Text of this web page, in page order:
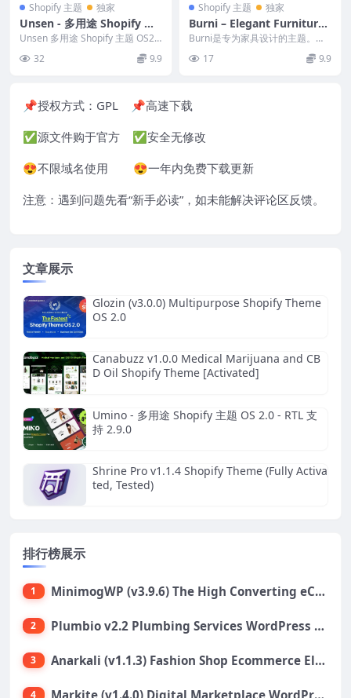
Shopify 主题 独家
Unsen - 多用途 Shopify 主
题 OS2.0 1.9.2
Unsen 多用途 Shopify 主题 OS2.0
32 9.9
Shopify 主题 独家
Burni – Elegant Furniture
Shop For Shopify
Burni是专为家具设计的主题。如
果您需要一家家具店，桌子，椅
子，橱柜，床......
17 9.9
📌授权方式： GPL 📌高速下载
✅源文件购于官方 ✅安全无修改
😍不限域名使用 😍一年内免费下载更新
注意：遇到问题先看“新手必读”，如未能解决评论区反馈。
文章展示
Glozin (v3.0.0) Multipurpose Shopify Theme
OS 2.0
Canabuzz v1.0.0 Medical Marijuana and CB
D Oil Shopify Theme [Activated]
Umino - 多用途 Shopify 主题 OS 2.0 - RTL 支
持 2.9.0
Shrine Pro v1.1.4 Shopify Theme (Fully Activa
ted, Tested)
排行榜展示
1 MinimogWP (v3.9.6) The High Converting eCommerce WordPress Theme
2 Plumbio v2.2 Plumbing Services WordPress Theme
3 Anarkali (v1.1.3) Fashion Shop Ecommerce Elementor Theme
4 Markite (v1.4.0) Digital Marketplace WordPress Theme